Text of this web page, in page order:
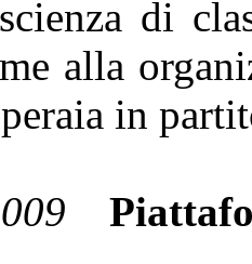
di
alla
in